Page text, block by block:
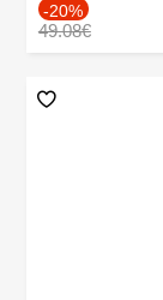
-20%
49.08€